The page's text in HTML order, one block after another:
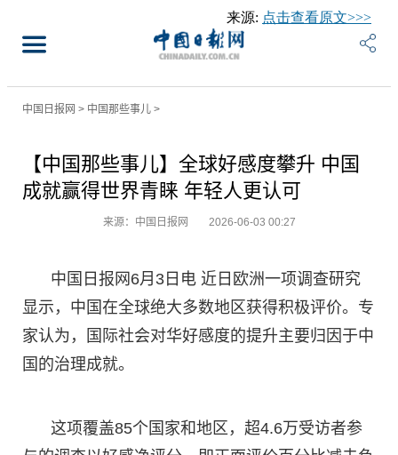
来源: 点击查看原文>>>